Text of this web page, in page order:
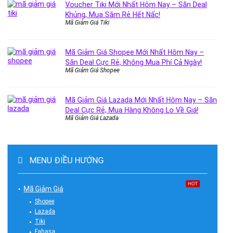
Voucher Tiki Mới Nhất Hôm Nay – Săn Deal
Khủng, Mua Sắm Rẻ Hết Nấc!
Mã Giảm Giá Tiki
Mã Giảm Giá Shopee Mới Nhất Hôm Nay –
Săn Deal Cực Rẻ, Không Mua Phí Cả Ngày!
Mã Giảm Giá Shopee
Mã Giảm Giá Lazada Mới Nhất Hôm Nay – Săn
Deal Cực Rẻ, Mua Hàng Không Lo Về Giá!
Mã Giảm Giá Lazada
MENU ĐIỀU HƯỚNG
Mã Giảm Giá
HOT
Shopee
Lazada
Tiki
Fahasa